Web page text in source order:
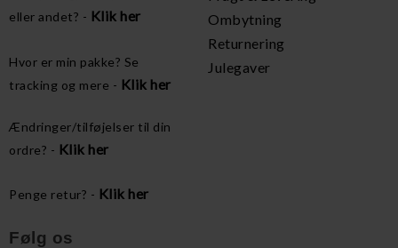
eller andet? - Klik her
Hvor er min pakke? Se
tracking og mere - Klik her
Ændringer/tilføjelser til din
ordre? - Klik her
Penge retur? - Klik her
Ombytning
Returnering
Julegaver
Følg os